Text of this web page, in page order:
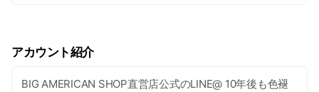
アカウント紹介
BIG AMERICAN SHOP直営店公式のLINE@ 10年後も色褪